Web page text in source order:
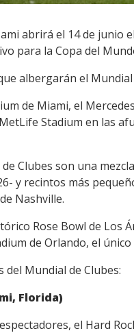
abrirá el 14 de junio
para la Copa del
albergarán el
de Miami, el
Stadium en las
Clubes son una
y recintos más
Nashville.
Rose Bowl de Los
de Orlando, el
del Mundial de Clubes:
Florida)
el Hard